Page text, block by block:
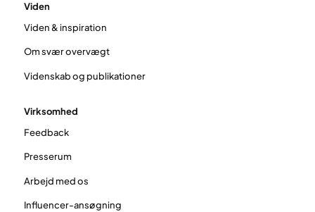
Viden
Viden & inspiration
Om svær overvægt
Videnskab og publikationer
Virksomhed
Feedback
Presserum
Arbejd med os
Influencer-ansøgning